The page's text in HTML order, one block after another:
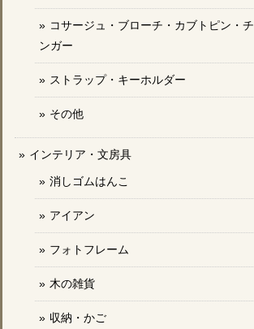
コサージュ・ブローチ・カブトピン・
ンガー
ストラップ・キーホルダー
その他
インテリア・文房具
消しゴムはんこ
アイアン
フォトフレーム
木の雑貨
収納・かご